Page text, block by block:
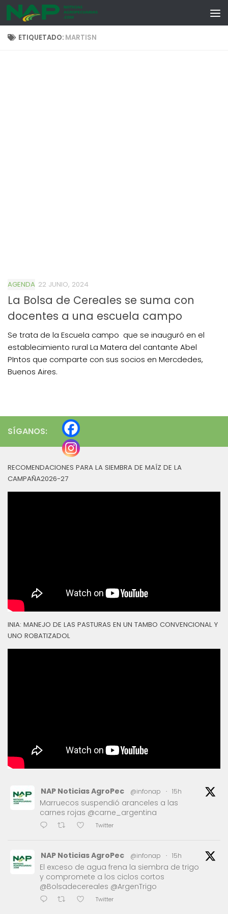
Skip to content
ETIQUETADO: MARTISN
AGENDA 22 JUNIO, 2024
La Bolsa de Cereales se suma con
docentes a una escuela campo
Se trata de la Escuela campo que se inauguró en el
establecimiento rural La Matera del cantante Abel
PIntos que comparte con sus socios en Mercdedes,
Buenos Aires.
SÍGANOS:
RECOMENDACIONES PARA LA SIEMBRA DE MAÍZ DE LA
CAMPAÑA2026-27
INIA: MANEJO DE LAS PASTURAS EN UN TAMBO CONVENCIONAL Y
UNO ROBATIZADOL
NAP Noticias AgroPec @infonap · 15h
Marruecos suspendió aranceles a las
carnes rojas @carne_argentina
Twitter
NAP Noticias AgroPec @infonap · 15h
El exceso de agua frena la siembra de trigo
y compromete a los ciclos cortos
@Bolsadecereales @ArgenTrigo
Twitter